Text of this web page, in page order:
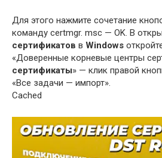
Для этого нажмите сочетание
команду certmgr. msc — OK. В
сертификатов в Windows
«Доверенные корневые центры
сертификаты» — клик правой
«Все задачи — импорт».
Cached